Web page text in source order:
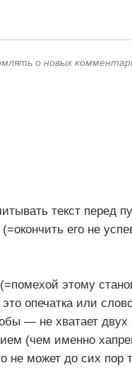
о новых
текст перед
его не
этому
опечатка или
— не хватает двух
(чем именно
не может до сих пор